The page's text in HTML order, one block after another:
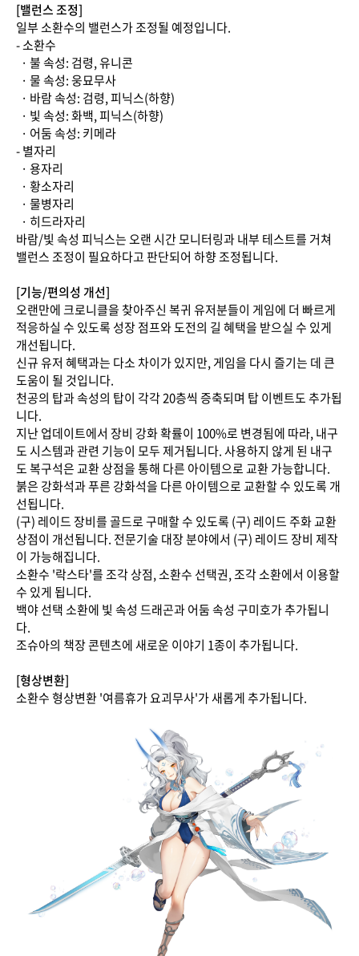
[밸런스 조정]
일부 소환수의 밸런스가 조정될 예정입니다.
- 소환수
· 불 속성: 검령, 유니콘
· 물 속성: 웅묘무사
· 바람 속성: 검령, 피닉스(하향)
· 빛 속성: 화백, 피닉스(하향)
· 어둠 속성: 키메라
- 별자리
· 용자리
· 황소자리
· 물병자리
· 히드라자리
바람/빛 속성 피닉스는 오랜 시간 모니터링과 내부 테스트를 거쳐
밸런스 조정이 필요하다고 판단되어 하향 조정됩니다.
[기능/편의성 개선]
오랜만에 크로니클을 찾아주신 복귀 유저분들이 게임에 더 빠르게
적응하실 수 있도록 성장 점프와 도전의 길 혜택을 받으실 수 있게
개선됩니다.
신규 유저 혜택과는 다소 차이가 있지만, 게임을 다시 즐기는 데 큰
도움이 될 것입니다.
천공의 탑과 속성의 탑이 각각 20층씩 증축되며 탑 이벤트도 추가됩
니다.
지난 업데이트에서 장비 강화 확률이 100%로 변경됨에 따라, 내구
도 시스템과 관련 기능이 모두 제거됩니다. 사용하지 않게 된 내구
도 복구석은 교환 상점을 통해 다른 아이템으로 교환 가능합니다.
붉은 강화석과 푸른 강화석을 다른 아이템으로 교환할 수 있도록 개
선됩니다.
(구) 레이드 장비를 골드로 구매할 수 있도록 (구) 레이드 주화 교환
상점이 개선됩니다. 전문기술 대장 분야에서 (구) 레이드 장비 제작
이 가능해집니다.
소환수 '락스타'를 조각 상점, 소환수 선택권, 조각 소환에서 이용할
수 있게 됩니다.
백야 선택 소환에 빛 속성 드래곤과 어둠 속성 구미호가 추가됩니
다.
조슈아의 책장 콘텐츠에 새로운 이야기 1종이 추가됩니다.
[형상변환]
소환수 형상변환 '여름휴가 요괴무사'가 새롭게 추가됩니다.